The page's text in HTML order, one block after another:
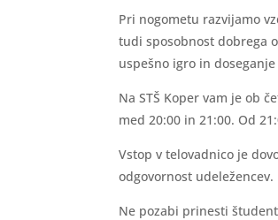
Pri nogometu razvijamo
tudi sposobnost dobrega
uspešno igro in
Na STŠ Koper vam je ob
med 20:00 in 21:00. Od
Vstop v telovadnico je
odgovornost udeležencev.
Ne pozabi prinesti